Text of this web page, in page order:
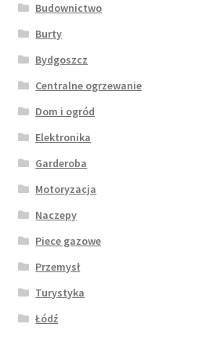
Budownictwo
Burty
Bydgoszcz
Centralne ogrzewanie
Dom i ogród
Elektronika
Garderoba
Motoryzacja
Naczepy
Piece gazowe
Przemysł
Turystyka
Łódź